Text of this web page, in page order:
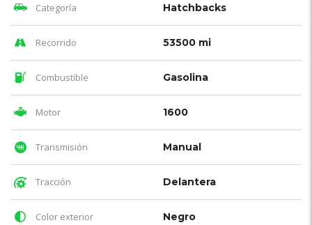
Categoría Hatchbacks
Recorrido 53500 mi
Combustible Gasolina
Motor 1600
Transmisión Manual
Tracción Delantera
Color exterior Negro